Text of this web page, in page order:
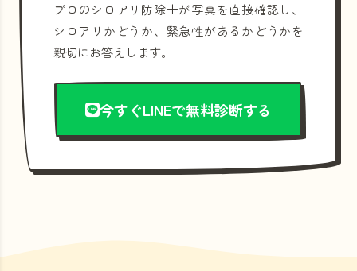
プロのシロアリ防除士が写真を直接確認し、
シロアリかどうか、緊急性があるかどうかを
親切にお答えします。
今すぐLINEで無料診断する